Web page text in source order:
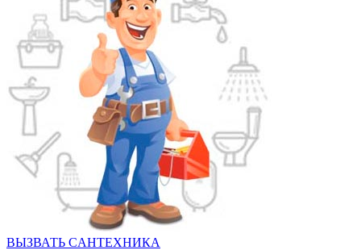
ВЫЗВАТЬ CАНТЕХНИКА